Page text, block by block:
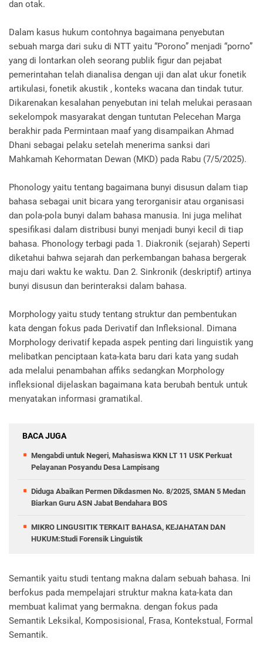
dan otak.
Dalam kasus hukum contohnya bagaimana penyebutan
sebuah marga dari suku di NTT yaitu “Porono” menjadi “porno”
yang di lontarkan oleh seorang publik figur dan pejabat
pemerintahan telah dianalisa dengan uji dan alat ukur fonetik
artikulasi, fonetik akustik , konteks wacana dan tindak tutur.
Dikarenakan kesalahan penyebutan ini telah melukai perasaan
sekelompok masyarakat dengan tuntutan Pelecehan Marga
berakhir pada Permintaan maaf yang disampaikan Ahmad
Dhani sebagai pelaku setelah menerima sanksi dari
Mahkamah Kehormatan Dewan (MKD) pada Rabu (7/5/2025).
Phonology yaitu tentang bagaimana bunyi disusun dalam tiap
bahasa sebagai unit bicara yang terorganisir atau organisasi
dan pola-pola bunyi dalam bahasa manusia. Ini juga melihat
spesifikasi dalam distribusi bunyi menjadi bunyi kecil di tiap
bahasa. Phonology terbagi pada 1. Diakronik (sejarah) Seperti
diketahui bahwa sejarah dan perkembangan bahasa bergerak
maju dari waktu ke waktu. Dan 2. Sinkronik (deskriptif) artinya
bunyi disusun dan berinteraksi dalam bahasa.
Morphology yaitu study tentang struktur dan pembentukan
kata dengan fokus pada Derivatif dan Infleksional. Dimana
Morphology derivatif kepada aspek penting dari linguistik yang
melibatkan penciptaan kata-kata baru dari kata yang sudah
ada melalui penambahan affiks sedangkan Morphology
infleksional dijelaskan bagaimana kata berubah bentuk untuk
menyatakan informasi gramatikal.
BACA JUGA
Mengabdi untuk Negeri, Mahasiswa KKN LT 11 USK Perkuat
Pelayanan Posyandu Desa Lampisang
Diduga Abaikan Permen Dikdasmen No. 8/2025, SMAN 5 Medan
Biarkan Guru ASN Jabat Bendahara BOS
MIKRO LINGUSITIK TERKAIT BAHASA, KEJAHATAN DAN
HUKUM:Studi Forensik Linguistik
Semantik yaitu studi tentang makna dalam sebuah bahasa. Ini
berfokus pada mempelajari struktur makna kata-kata dan
membuat kalimat yang bermakna. dengan fokus pada
Semantik Leksikal, Komposisional, Frasa, Kontekstual, Formal
Semantik.